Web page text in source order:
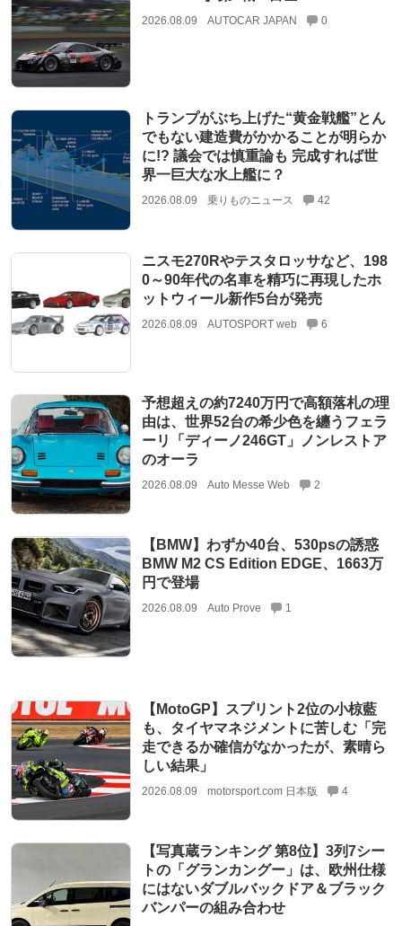
2026.08.09 AUTOCAR JAPAN 0
トランプがぶち上げた“黄金戦艦”とん
でもない建造費がかかることが明らか
に!? 議会では慎重論も 完成すれば世
界一巨大な水上艦に？
2026.08.09 乗りものニュース 42
ニスモ270Rやテスタロッサなど、198
0～90年代の名車を精巧に再現したホ
ットウィール新作5台が発売
2026.08.09 AUTOSPORT web 6
予想超えの約7240万円で高額落札の理
由は、世界52台の希少色を纏うフェラ
ーリ「ディーノ246GT」ノンレストア
のオーラ
2026.08.09 Auto Messe Web 2
【BMW】わずか40台、530psの誘惑
BMW M2 CS Edition EDGE、1663万
円で登場
2026.08.09 Auto Prove 1
【MotoGP】スプリント2位の小椋藍
も、タイヤマネジメントに苦しむ「完
走できるか確信がなかったが、素晴ら
しい結果」
2026.08.09 motorsport.com 日本版 4
【写真蔵ランキング 第8位】3列7シー
トの「グランカングー」は、欧州仕様
にはないダブルバックドア＆ブラック
バンパーの組み合わせ